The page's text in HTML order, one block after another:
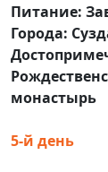
Питание:
Города:
монастырь
5-й день